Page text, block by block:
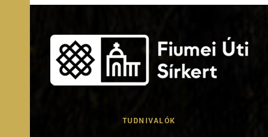
TUDNIVALÓK